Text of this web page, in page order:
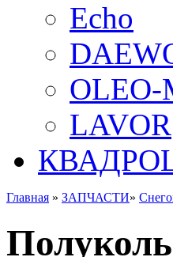
Echo
OLEO-
LAVOR
Главная » ЗАПЧАСТИ»